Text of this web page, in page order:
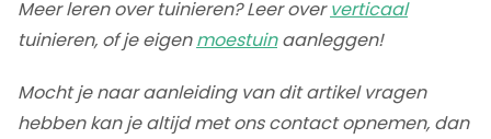
Meer leren over tuinieren? Leer oververticaal
tuinieren, of je eigenmoestuinaanleggen!
Mocht je naar aanleiding van dit artikel vragen
hebben kan je altijd met ons contact opnemen, dan